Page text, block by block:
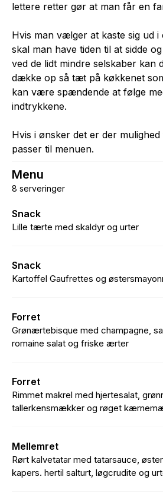
lettere retter gør at man får en
Hvis man vælger at kaste sig ud i
skal man have tiden til at sidde
ved de lidt mindre selskaber kan
dække op så tæt på køkkenet
kan være spændende at følge
indtrykkene.
Hvis i ønsker det er der
passer til menuen.
Menu
8 serveringer
Snack
Lille tærte med skaldyr og urter
Snack
Kartoffel Gaufrettes og
Forret
Grønærtebisque med champagne,
romaine salat og friske ærter
Forret
Rimmet makrel med hjertesalat,
tallerkensmækker og røget
Mellemret
Rørt kalvetatar med tatarsauce,
kapers. hertil salturt, løgcrudite og